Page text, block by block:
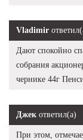
Vladimir
Дают спокойно
собрания
чернике 44г
Джек ответил(а)
При этом,